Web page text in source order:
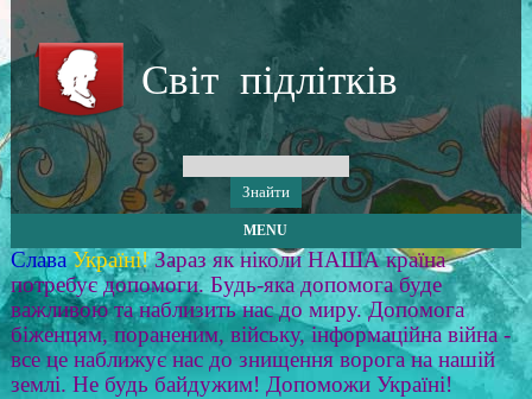
Світ підлітків
MENU
Слава Україні! Зараз як ніколи НАША країна
потребує допомоги. Будь-яка допомога буде
важливою та наблизить нас до миру. Допомога
біженцям, пораненим, війську, інформаційна війна -
все це наближує нас до знищення ворога на нашій
землі. Не будь байдужим! Допоможи Україні!